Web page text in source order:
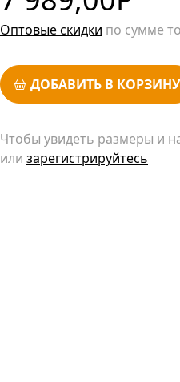
Оптовые скидки по сумме
ДОБАВИТЬ В КОРЗИНУ
Чтобы увидеть размеры и
или зарегистрируйтесь